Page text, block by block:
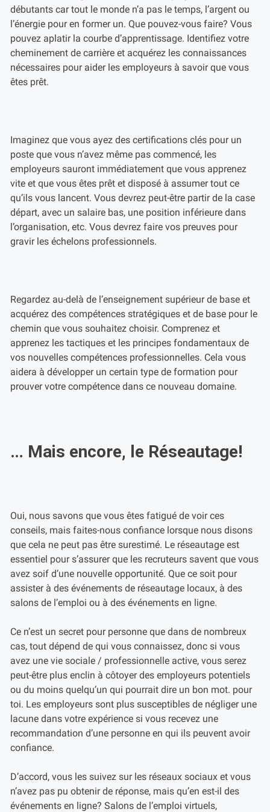
débutants car tout le monde n’a pas le temps, l’argent ou
l’énergie pour en former un. Que pouvez-vous faire? Vous
pouvez aplatir la courbe d’apprentissage. Identifiez votre
cheminement de carrière et acquérez les connaissances
nécessaires pour aider les employeurs à savoir que vous
êtes prêt.
Imaginez que vous ayez des certifications clés pour un
poste que vous n’avez même pas commencé, les
employeurs sauront immédiatement que vous apprenez
vite et que vous êtes prêt et disposé à assumer tout ce
qu’ils vous lancent. Vous devrez peut-être partir de la case
départ, avec un salaire bas, une position inférieure dans
l’organisation, etc. Vous devrez faire vos preuves pour
gravir les échelons professionnels.
Regardez au-delà de l’enseignement supérieur de base et
acquérez des compétences stratégiques et de base pour le
chemin que vous souhaitez choisir. Comprenez et
apprenez les tactiques et les principes fondamentaux de
vos nouvelles compétences professionnelles. Cela vous
aidera à développer un certain type de formation pour
prouver votre compétence dans ce nouveau domaine.
… Mais encore, le Réseautage!
Oui, nous savons que vous êtes fatigué de voir ces
conseils, mais faites-nous confiance lorsque nous disons
que cela ne peut pas être surestimé. Le réseautage est
essentiel pour s’assurer que les recruteurs savent que vous
avez soif d’une nouvelle opportunité. Que ce soit pour
assister à des événements de réseautage locaux, à des
salons de l’emploi ou à des événements en ligne.
Ce n’est un secret pour personne que dans de nombreux
cas, tout dépend de qui vous connaissez, donc si vous
avez une vie sociale / professionnelle active, vous serez
peut-être plus enclin à côtoyer des employeurs potentiels
ou du moins quelqu’un qui pourrait dire un bon mot. pour
toi. Les employeurs sont plus susceptibles de négliger une
lacune dans votre expérience si vous recevez une
recommandation d’une personne en qui ils peuvent avoir
confiance.
D’accord, vous les suivez sur les réseaux sociaux et vous
n’avez pas pu obtenir de réponse, mais qu’en est-il des
événements en ligne? Salons de l’emploi virtuels,